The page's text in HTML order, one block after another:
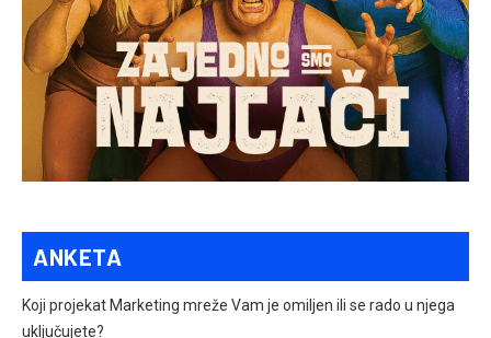
ANKETA
Koji projekat Marketing mreže Vam je omiljen ili se rado u njega
uključujete?